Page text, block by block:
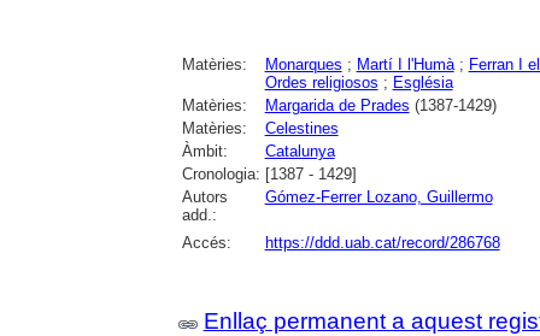
Matèries: Monarques ; Martí I l'Humà; Ferran I
Ordes religiosos ; Església
Matèries:
Margarida de Prades (1387-1429)
Matèries:
Celestines
Àmbit:
Catalunya
Cronologia: [1387 - 1429]
Autors
add.:
Gómez-Ferrer Lozano, Guillermo
Accés: https://ddd.uab.cat/record/286768
Enllaç permanent a aquest